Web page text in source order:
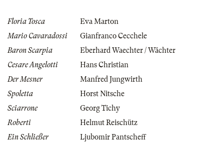
Floria Tosca
Eva Marton
Mario Cavaradossi
Gianfranco Cecchele
Baron Scarpia
Eberhard Waechter / Wächter
Cesare Angelotti
Hans Christian
Der Mesner
Manfred Jungwirth
Spoletta
Horst Nitsche
Sciarrone
Georg Tichy
Roberti
Helmut Reischütz
Ein Schließer
Ljubomir Pantscheff